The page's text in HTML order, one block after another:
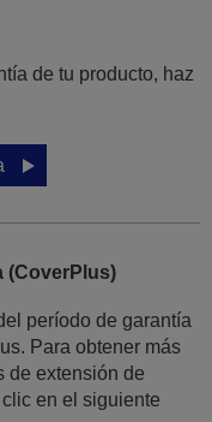
de tu producto, haz
(CoverPlus)
período de garantía
Para obtener más
de extensión de
en el siguiente